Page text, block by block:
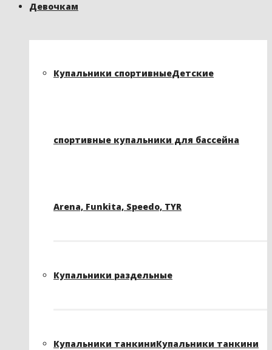
Девочкам
Купальники спортивныеДетские
спортивные купальники для бассейна
Arena, Funkita, Speedo, TYR
Купальники раздельные
Купальники танкиниКупальники танкини